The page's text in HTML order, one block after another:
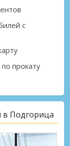
с
прокату
в Подгорица